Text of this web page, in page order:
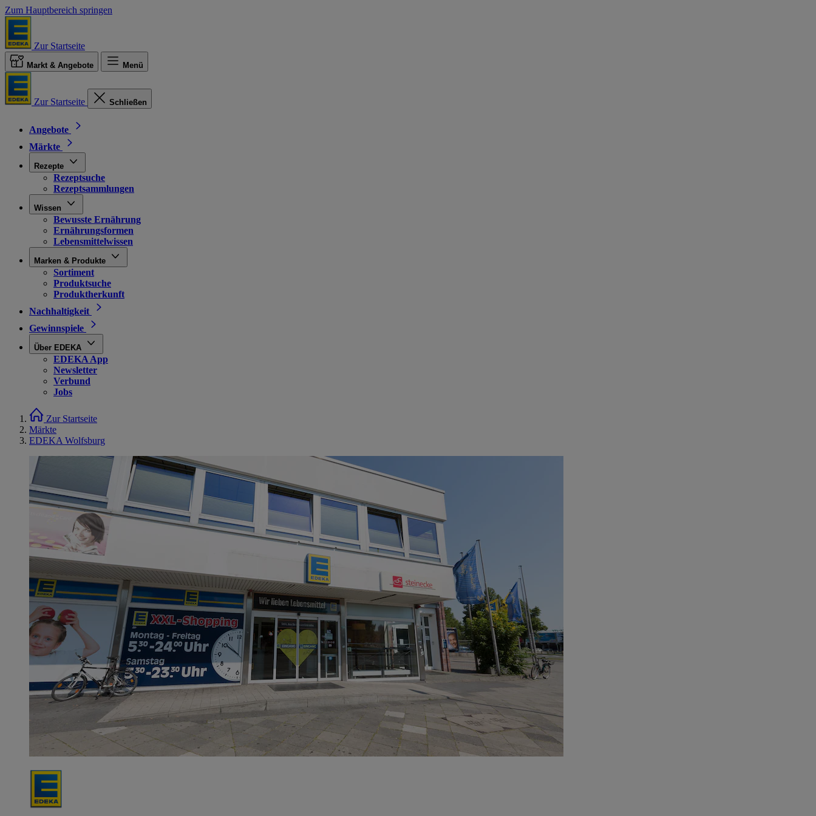
Zum Hauptbereich springen
Zur Startseite
Markt & Angebote Menü
Zur Startseite Schließen
Angebote
Märkte
Rezepte
Rezeptsuche
Rezeptsammlungen
Wissen
Bewusste Ernährung
Ernährungsformen
Lebensmittelwissen
Marken & Produkte
Sortiment
Produktsuche
Produktherkunft
Nachhaltigkeit
Gewinnspiele
Über EDEKA
EDEKA App
Newsletter
Verbund
Jobs
Zur Startseite
Märkte
EDEKA Wolfsburg